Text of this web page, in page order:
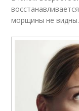
морщины не видны.